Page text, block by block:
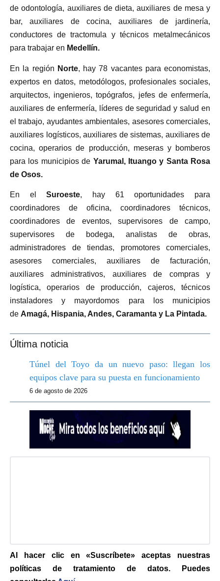
de odontología, auxiliares de dieta, auxiliares de mesa y
bar, auxiliares de cocina, auxiliares de jardinería,
conductores de tractomula y técnicos metalmecánicos
para trabajar en Medellín.
En la región Norte, hay 78 vacantes para economistas,
expertos en datos, metodólogos, profesionales sociales,
arquitectos, ingenieros, topógrafos, jefes de enfermería,
auxiliares de enfermería, líderes de seguridad y salud en
el trabajo, ayudantes ambientales, asesores comerciales,
auxiliares logísticos, auxiliares de sistemas, auxiliares de
cocina, operarios de producción, meseras y bomberos
para los municipios de Yarumal, Ituango y Santa Rosa
de Osos.
En el Suroeste, hay 61 oportunidades para
coordinadores de oficina, coordinadores técnicos,
coordinadores de eventos, supervisores de campo,
supervisores de bodega, analistas de obras,
administradores de tiendas, promotores comerciales,
asesores comerciales, auxiliares de facturación,
auxiliares administrativos, auxiliares de compras y
logística, operarios de producción, cajeros, técnicos
instaladores y mayordomos para los municipios
de Amagá, Hispania, Andes, Caramanta y La Pintada.
Última noticia
Túnel del Toyo da un nuevo paso: llegan los
equipos clave para su puesta en funcionamiento
6 de agosto de 2026
Al hacer clic en «Suscríbete» aceptas nuestras
políticas de tratamiento de datos. Puedes